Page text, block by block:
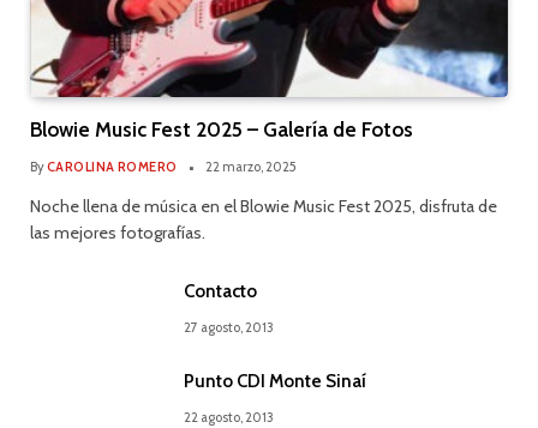
Blowie Music Fest 2025 – Galería de Fotos
ByCAROLINA ROMERO 22 marzo, 2025
Noche llena de música en el Blowie Music Fest 2025, disfruta de
las mejores fotografías.
Contacto
27 agosto, 2013
Punto CDI Monte Sinaí
22 agosto, 2013